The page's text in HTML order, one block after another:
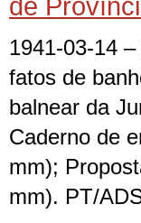
de
1941-03-14
fatos de
balnear da
Caderno de
mm);
mm). PT/